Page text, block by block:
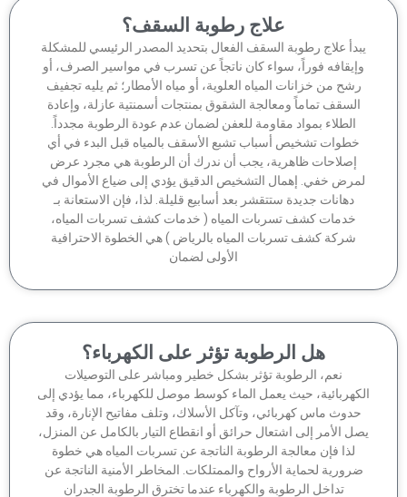
علاج رطوبة السقف؟
علاج رطوبة السقف الفعال بتحديد المصدر الرئيسي للمشكلة
فوراً، سواء كان ناتجاً عن تسرب في مواسير الصرف، أو
رشح من خزانات المياه العلوية، أو مياه الأمطار؛ ثم يليه تجفيف
السقف تماماً ومعالجة الشقوق بمنتجات أسمنتية عازلة، وإعادة
الطلاء بمواد مقاومة للعفن لضمان عدم عودة الرطوبة مجدداً.
خطوات تشخيص أسباب تشبع الأسقف بالمياه قبل البدء في أي
إصلاحات ظاهرية، يجب أن ندرك أن الرطوبة هي مجرد عرض
خفي. إهمال التشخيص الدقيق يؤدي إلى ضياع الأموال في
دهانات جديدة ستتقشر بعد أسابيع قليلة. لذا، فإن الاستعانة بـ
خدمات كشف تسربات المياه ( خدمات كشف تسربات المياه،
شركة كشف تسربات المياه بالرياض ) هي الخطوة الاحترافية
الأولى لضمان
هل الرطوبة تؤثر على الكهرباء؟
نعم، الرطوبة تؤثر بشكل خطير ومباشر على التوصيلات
حيث يعمل الماء كوسط موصل للكهرباء، مما يؤدي إلى
حدوث ماس كهربائي، وتآكل الأسلاك، وتلف مفاتيح الإنارة، وقد
الأمر إلى اشتعال حرائق أو انقطاع التيار بالكامل عن المنزل،
لذا فإن معالجة الرطوبة الناتجة عن تسربات المياه هي خطوة
لحماية الأرواح والممتلكات. المخاطر الأمنية الناتجة عن
تداخل الرطوبة والكهرباء عندما تخترق الرطوبة الجدران